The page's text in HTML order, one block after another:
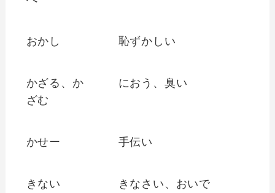
おかし 恥ずかしい
かざる、か
ざむ
におう、臭い
かせー 手伝い
きない きなさい、おいで